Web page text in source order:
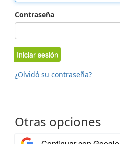
Contraseña
Iniciar sesión
¿Olvidó su contraseña?
Otras opciones